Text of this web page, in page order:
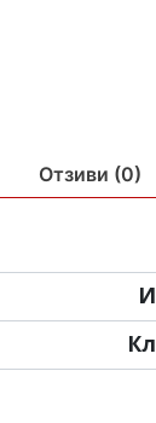
Отзиви (0)